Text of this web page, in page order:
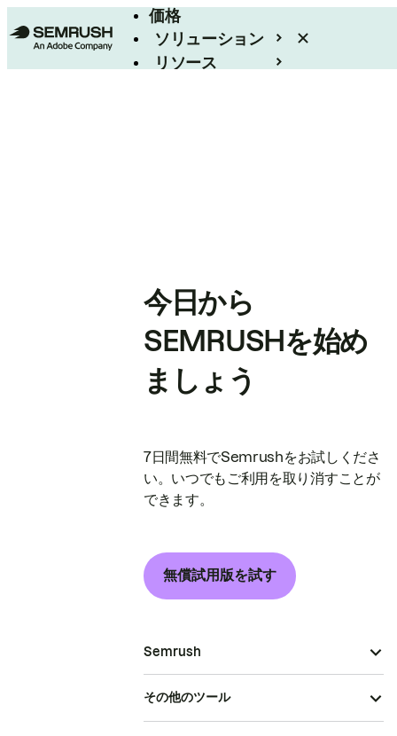
価格
ソリューション
リソース
今日から
SEMRUSHを始め
ましょう
7日間無料でSemrushをお試しくださ
い。いつでもご利用を取り消すことが
できます。
無償試用版を試す
Semrush
その他のツール